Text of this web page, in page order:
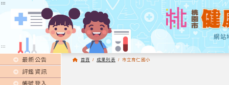
:::
網站
:::
最新公告
評鑑資訊
帳號登入
首頁 / 成果列表 / 市立育仁國小
:::